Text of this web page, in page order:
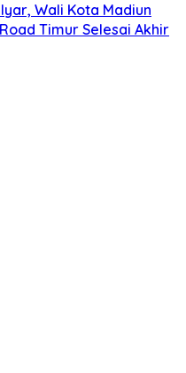
Wali Kota Madiun
Timur Selesai Akhir